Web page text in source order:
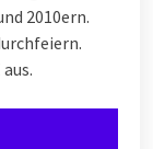
2010ern.